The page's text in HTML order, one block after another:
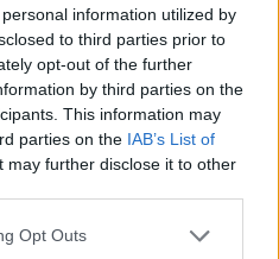
information utilized by
to third parties prior to
opt-out of the further
by third parties on the
This information may
parties on the IAB’s List of
may further disclose it to other
uses one or more Google
Opt Outs
των λαχνών μου που
κλιμακωτά, με
που αντιστοιχούν στο
μήνα στον οποίο αφορά η
(400) ευρώ, ήτοι συνολικό